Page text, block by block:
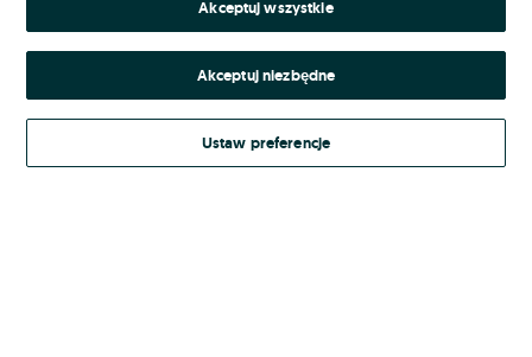
Zaloguj się
Kontynuując za pośrednictwem jednego z dostawców wskazanych powyżej,
Regulamin serwisuOLX.pl w jego aktualnym brzmieniu.
Akceptuj wszystkie
Akceptuj niezbędne
Ustaw preferencje